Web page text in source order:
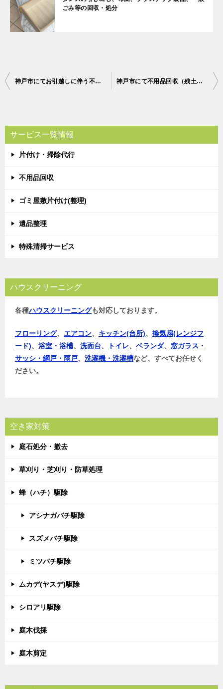
ごみ等の回収・処分
投
ビ
ゲ
ー
シ
神戸市にてお引越しに伴う不用品回収のご依頼 山本様の声 神戸市にて不用品回収（残土詰め込みあり）ご依頼の匿名希望様の声
サービス一覧情報
片付け・掃除代行
不用品回収
ゴミ屋敷片付け(整理)
遺品整理
特殊清掃サービス
ハウスクリーニング
各種ハウスクリーニングも対応しております。
フローリング、 エアコン、 キッチン(台所)、 換気扇(レンジフ
ード)、 浴室・浴槽、 洗面台、 トイレ、 ベランダ、 窓ガラス・
サッシ・網戸・雨戸、 洗濯機・洗濯槽など、すべてお任せく
ださい。
空き家対策
庭石処分・撤去
草刈り・芝刈り・防草処理
蜂（ハチ）駆除
アシナガバチ駆除
スズメバチ駆除
ミツバチ駆除
ムカデ(ヤスデ)駆除
シロアリ駆除
庭木伐採
庭木剪定